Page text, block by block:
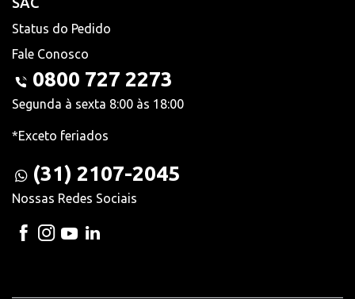
Status do Pedido
Fale Conosco
0800 727 2273
Segunda à sexta 8:00 às 18:00
*Exceto feriados
(31) 2107-2045
Nossas Redes Sociais